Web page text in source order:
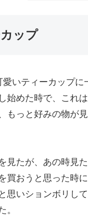
ップ
いティーカップに
始めた時で、これ
もっと好みの物が
見たが、あの時見
買おうと思った時に
思いションボリして
。